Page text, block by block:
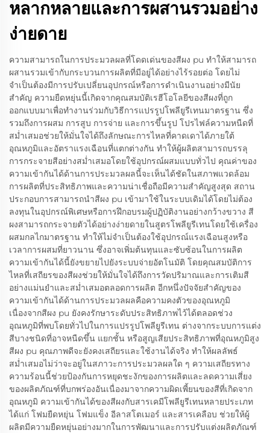
หลากหลายและการผสานรวมอย่าง
ง่ายดาย
ความสามารถในการประมวลผลที่โดดเด่นของสีผง pu ทำให้สามารถ
ผสานรวมเข้ากับกระบวนการผลิตที่มีอยู่ได้อย่างไร้รอยต่อ โดยไม่
จำเป็นต้องมีการปรับเปลี่ยนอุปกรณ์หรือการดำเนินงานอย่างมีนัย
สำคัญ ความยืดหยุ่นนี้เกิดจากคุณสมบัติเรฮีโอโลยีของสีผงที่ถูก
ออกแบบมาเพื่อทำงานร่วมกับวิธีการแปรรูปโพลียูรีเทนมาตรฐาน ซึ่ง
รวมถึงการผสม การสูบ การจ่าย และการขึ้นรูป โปรไฟล์ความหนืดที่
สม่ำเสมอช่วยให้มั่นใจได้ถึงลักษณะการไหลที่คาดเดาได้ภายใต้
อุณหภูมิและอัตราแรงเฉือนที่แตกต่างกัน ทำให้ผู้ผลิตสามารถบรรลุ
การกระจายสีอย่างสม่ำเสมอโดยใช้อุปกรณ์ผสมแบบทั่วไป คุณค่าของ
ความเข้ากันได้ด้านการประมวลผลนี้จะเห็นได้ชัดในสภาพแวดล้อม
การผลิตที่ประสิทธิภาพและความน่าเชื่อถือมีความสำคัญสูงสุด สถาน
ประกอบการสามารถนำสีผง pu เข้ามาใช้ในระบบเดิมได้โดยไม่ต้อง
ลงทุนในอุปกรณ์พิเศษหรือการฝึกอบรมผู้ปฏิบัติงานอย่างกว้างขวาง สี
ผงสามารถกระจายตัวได้อย่างง่ายดายในสูตรโพลียูรีเทนโดยใช้เครื่อง
ผสมกลไกมาตรฐาน ทำให้ไม่จำเป็นต้องใช้อุปกรณ์แรงเฉือนสูงหรือ
เวลาการผสมที่ยาวนาน ซึ่งอาจเพิ่มต้นทุนและซับซ้อนในการผลิต
ความเข้ากันได้นี้ยังขยายไปยังระบบจ่ายอัตโนมัติ โดยคุณสมบัติการ
ไหลที่เสถียรของสีผงช่วยให้มั่นใจได้ถึงการวัดปริมาณและการเติมสี
อย่างแม่นยำและสม่ำเสมอตลอดการผลิต อีกหนึ่งปัจจัยสำคัญของ
ความเข้ากันได้ด้านการประมวลผลคือความคงตัวของอุณหภูมิ
เนื่องจากสีผง pu ยังคงรักษาระดับประสิทธิภาพไว้ได้ตลอดช่วง
อุณหภูมิที่พบโดยทั่วไปในการแปรรูปโพลียูรีเทน ต่างจากระบบการแต่ง
สีบางชนิดที่อาจหนืดขึ้น แยกชั้น หรือสูญเสียประสิทธิภาพที่อุณหภูมิสูง
สีผง pu คุณภาพดีจะยังคงเสถียรและใช้งานได้จริง ทำให้ผลลัพธ์
สม่ำเสมอไม่ว่าจะอยู่ในสภาวะการประมวลผลใด ๆ ความเสถียรทาง
ความร้อนนี้ช่วยป้องกันการหยุดชะงักของการผลิตและลดความเสี่ยง
ของผลิตภัณฑ์ที่บกพร่องอันเนื่องมาจากความผิดเพี้ยนของสีที่เกิดจาก
อุณหภูมิ ความเข้ากันได้ของสีผงกับสารเคมีโพลียูรีเทนหลายประเภท
ได้แก่ โฟมยืดหยุ่น โฟมแข็ง อีลาสโตเมอร์ และสารเคลือบ ช่วยให้ผู้
ผลิตมีความยืดหยุ่นอย่างมากในการพัฒนาและการปรับแต่งผลิตภัณฑ์